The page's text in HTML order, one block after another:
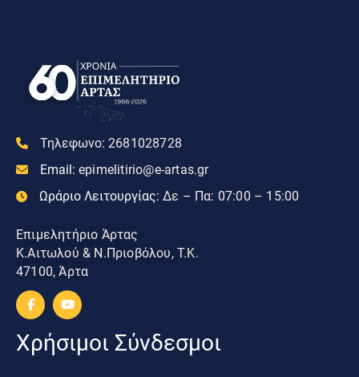
Τηλεφωνο: 2681028728
Email: epimelitirio@e-artas.gr
Ωράριο Λειτουργίας: Δε – Πα: 07:00 – 15:00
Επιμελητήριο Άρτας
Κ.Αιτωλού & Ν.Πριοβόλου, Τ.Κ.
47100, Άρτα
Χρήσιμοι Σύνδεσμοι